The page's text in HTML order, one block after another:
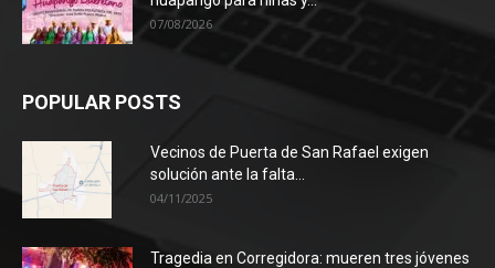
07/08/2026
POPULAR POSTS
Vecinos de Puerta de San Rafael exigen
solución ante la falta...
04/11/2025
Tragedia en Corregidora: mueren tres jóvenes